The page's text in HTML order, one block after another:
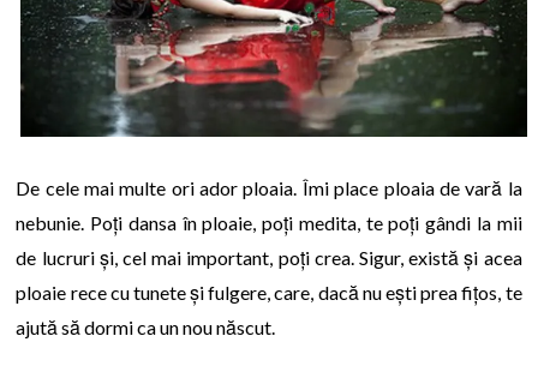
De cele mai multe ori ador ploaia. Îmi place ploaia de vară la
nebunie. Poți dansa în ploaie, poți medita, te poți gândi la mii
de lucruri și, cel mai important, poți crea. Sigur, există și acea
ploaie rece cu tunete și fulgere, care, dacă nu ești prea fițos, te
ajută să dormi ca un nou născut.